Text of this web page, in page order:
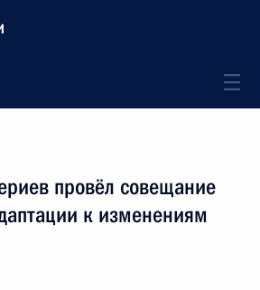
провёл совещание
к изменениям